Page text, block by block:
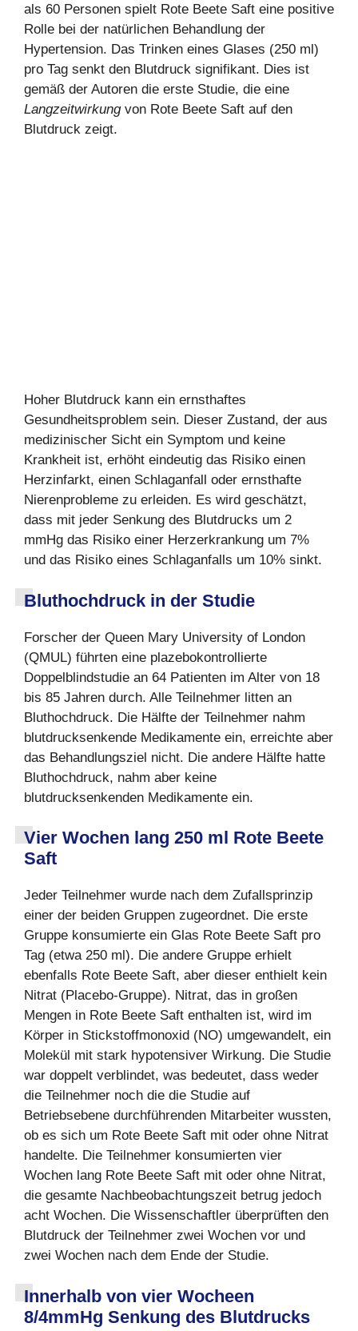
als 60 Personen spielt Rote Beete Saft eine positive
Rolle bei der natürlichen Behandlung der
Hypertension. Das Trinken eines Glases (250 ml)
pro Tag senkt den Blutdruck signifikant. Dies ist
gemäß der Autoren die erste Studie, die eine
Langzeitwirkungvon Rote Beete Saft auf den
Blutdruck zeigt.
Hoher Blutdruck kann ein ernsthaftes
Gesundheitsproblem sein. Dieser Zustand, der aus
medizinischer Sicht ein Symptom und keine
Krankheit ist, erhöht eindeutig das Risiko einen
Herzinfarkt, einen Schlaganfall oder ernsthafte
Nierenprobleme zu erleiden. Es wird geschätzt,
dass mit jeder Senkung des Blutdrucks um 2
mmHg das Risiko einer Herzerkrankung um 7%
und das Risiko eines Schlaganfalls um 10% sinkt.
Bluthochdruck in der Studie
Forscher der Queen Mary University of London
(QMUL) führten eine plazebokontrollierte
Doppelblindstudie an 64 Patienten im Alter von 18
bis 85 Jahren durch. Alle Teilnehmer litten an
Bluthochdruck. Die Hälfte der Teilnehmer nahm
blutdrucksenkende Medikamente ein, erreichte aber
das Behandlungsziel nicht. Die andere Hälfte hatte
Bluthochdruck, nahm aber keine
blutdrucksenkenden Medikamente ein.
Vier Wochen lang 250 ml Rote Beete
Saft
Jeder Teilnehmer wurde nach dem Zufallsprinzip
einer der beiden Gruppen zugeordnet. Die erste
Gruppe konsumierte ein Glas Rote Beete Saft pro
Tag (etwa 250 ml). Die andere Gruppe erhielt
ebenfalls Rote Beete Saft, aber dieser enthielt kein
Nitrat (Placebo-Gruppe). Nitrat, das in großen
Mengen in Rote Beete Saft enthalten ist, wird im
Körper in Stickstoffmonoxid (NO) umgewandelt, ein
Molekül mit stark hypotensiver Wirkung. Die Studie
war doppelt verblindet, was bedeutet, dass weder
die Teilnehmer noch die die Studie auf
Betriebsebene durchführenden Mitarbeiter wussten,
ob es sich um Rote Beete Saft mit oder ohne Nitrat
handelte. Die Teilnehmer konsumierten vier
Wochen lang Rote Beete Saft mit oder ohne Nitrat,
die gesamte Nachbeobachtungszeit betrug jedoch
acht Wochen. Die Wissenschaftler überprüften den
Blutdruck der Teilnehmer zwei Wochen vor und
zwei Wochen nach dem Ende der Studie.
Innerhalb von vier Wocheen
8/4mmHg Senkung des Blutdrucks